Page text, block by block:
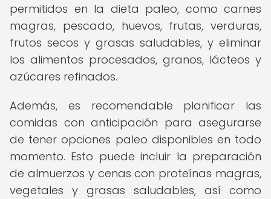
permitidos en la dieta paleo, como carnes
magras, pescado, huevos, frutas, verduras,
frutos secos y grasas saludables, y eliminar
los alimentos procesados, granos, lácteos y
azúcares refinados.
Además, es recomendable planificar las
comidas con anticipación para asegurarse
de tener opciones paleo disponibles en todo
momento. Esto puede incluir la preparación
de almuerzos y cenas con proteínas magras,
vegetales y grasas saludables, así como